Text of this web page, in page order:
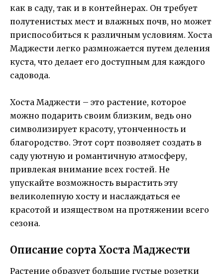
как в саду, так и в контейнерах. Он требует
полутенистых мест и влажных почв, но может
приспособиться к различным условиям. Хоста
Маджести легко размножается путем деления
куста, что делает его доступным для каждого
садовода.
Хоста Маджести – это растение, которое
можно подарить своим близким, ведь оно
символизирует красоту, утонченность и
благородство. Этот сорт позволяет создать в
саду уютную и романтичную атмосферу,
привлекая внимание всех гостей. Не
упускайте возможность вырастить эту
великолепную хосту и наслаждаться ее
красотой и изяществом на протяжении всего
сезона.
Описание сорта Хоста Маджести
Растение образует большие густые розетки